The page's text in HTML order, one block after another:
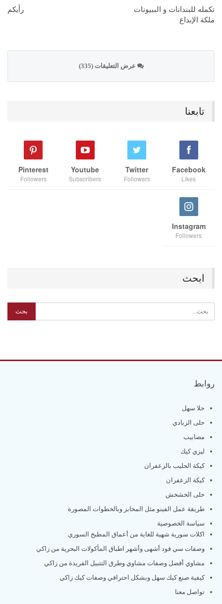
تكمله للبندانات و الببيونات
ملكة الإبداع
رأيكم
عرض التعليقات (335)
تابعنا
Facebook
Likes
Twitter
Followers
Youtube
Subscribers
Pinterest
Followers
Instagram
Followers
ابحث
روابط
حلا سهل
حلى الزبادي
مصابيب
ليزي كيك
كيكة الحليب بالزعفران
كيكة الزعفران
حلى الخشخش
طريقة عمل الفينو مثل المخابز وبالخطوات المصورة
سياسة الخصوصية
اكلات سورية شهية للغاية من أعماق المطبخ السوري
وصفات سي فود أشهى وأشهر اطباق المأكولات البحرية من زاكي
مشاوي أفضل وصفات مشاوي وطرق التتبيل الفريدة من زاكي
كيفية صنع كيك سهل وبشكل احترافي وصفات كيك زاكي
تواصل معنا